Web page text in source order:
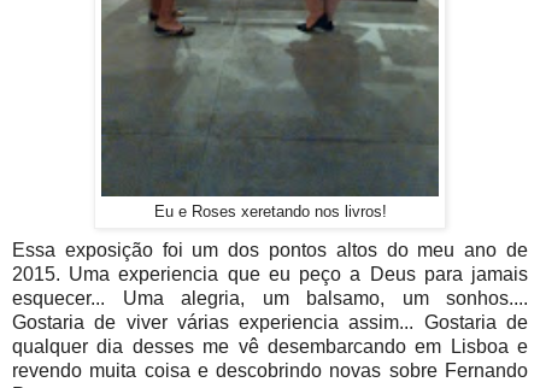
Eu e Roses xeretando nos livros!
Essa exposição foi um dos pontos altos do meu ano de
2015. Uma experiencia que eu peço a Deus para jamais
esquecer... Uma alegria, um balsamo, um sonhos....
Gostaria de viver várias experiencia assim... Gostaria de
qualquer dia desses me vê desembarcando em Lisboa e
revendo muita coisa e descobrindo novas sobre Fernando